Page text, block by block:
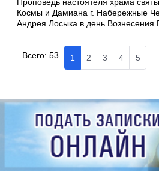
Проповедь настоятеля храма
Космы и Дамиана г. Набережные
Андрея Лосыка в день Вознесения
Всего:53 1 2 3 4 5